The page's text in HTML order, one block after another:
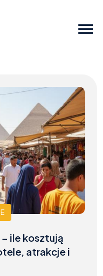
ile kosztują
atrakcje i